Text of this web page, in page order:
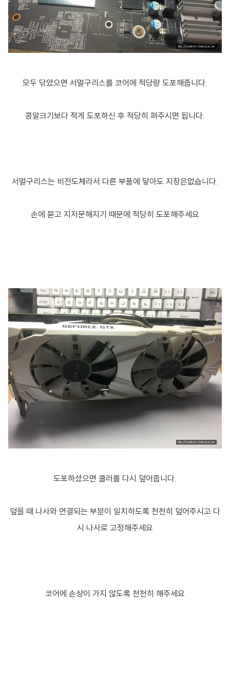
모두 닦았으면 서멀구리스를 코어에 적당량 도포해줍니다.
콩알크기보다 적게 도포하신 후 적당히 펴주시면 됩니다.
서멀구리스는 비전도체라서 다른 부품에 닿아도 지장은없습니다.
손에 묻고 지저문해지기 때문에 적당히 도포해주세요
도포하셨으면 쿨러를 다시 덮어줍니다.
덮을 때 나사와 연결되는 부분이 일치하도록 천천히 덮어주시고 다
시 나사로 고정해주세요
코어에 손상이 가지 않도록 천천히 해주세요